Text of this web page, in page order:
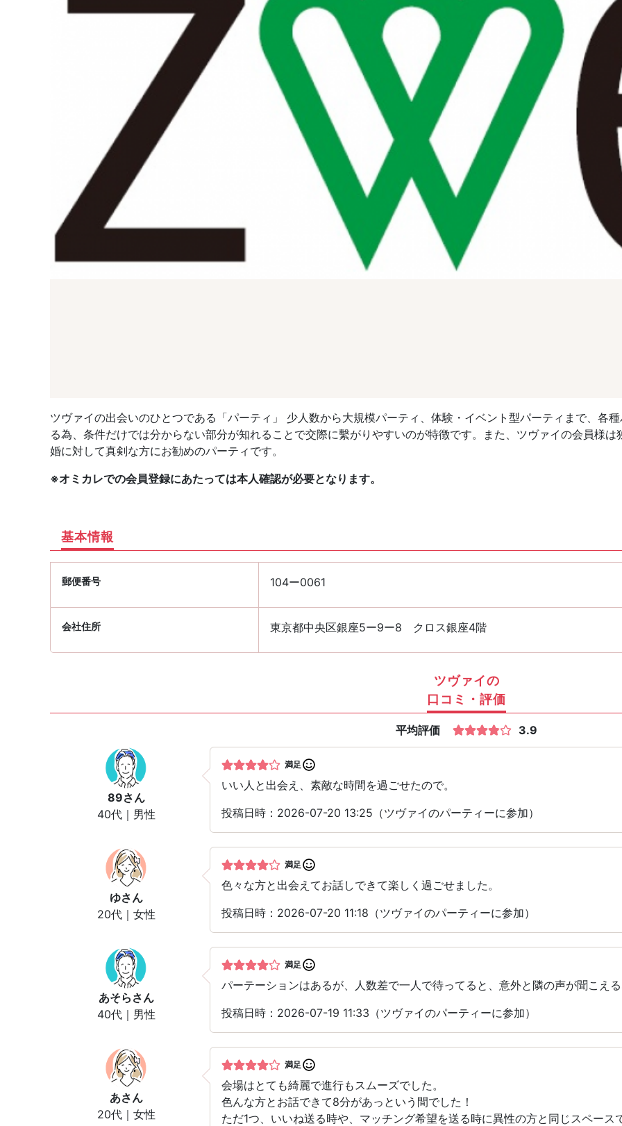
ツヴァイの出会いのひとつである「パーティ」 少人数から大規模パーティ、体験・イベント型パーティまで、各
る為、条件だけでは分からない部分が知れることで交際に繫がりやすいのが特徴です。また、ツヴァイの会員様
婚に対して真剣な方にお勧めのパーティです。
※オミカレでの会員登録にあたっては本人確認が必要となります。
基本情報
郵便番号 104ー0061
会社住所 東京都中央区銀座5ー9ー8 クロス銀座4階
ツヴァイの
口コミ・評価
平均評価 3.9
89さん
40代｜男性
満足
いい人と出会え、素敵な時間を過ごせたので。
投稿日時：2026-07-20 13:25（ツヴァイのパーティーに参加）
ゆさん
20代｜女性
満足
色々な方と出会えてお話しできて楽しく過ごせました。
投稿日時：2026-07-20 11:18（ツヴァイのパーティーに参加）
あそら さん
40代｜男性
満足
パーテーションはあるが、人数差で一人で待ってると、意外と隣の声が聞こえ
投稿日時：2026-07-19 11:33（ツヴァイのパーティーに参加）
あさん
20代｜女性
満足
会場はとても綺麗で進行もスムーズでした。
色んな方とお話できて8分があっという間でした！
ただ1つ、いいね送る時や、マッチング希望を送る時に異性の方と同じスペー